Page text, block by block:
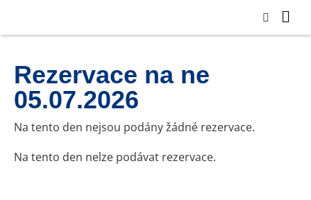
Rezervace na ne
05.07.2026
Na tento den nejsou podány žádné rezervace.
Na tento den nelze podávat rezervace.